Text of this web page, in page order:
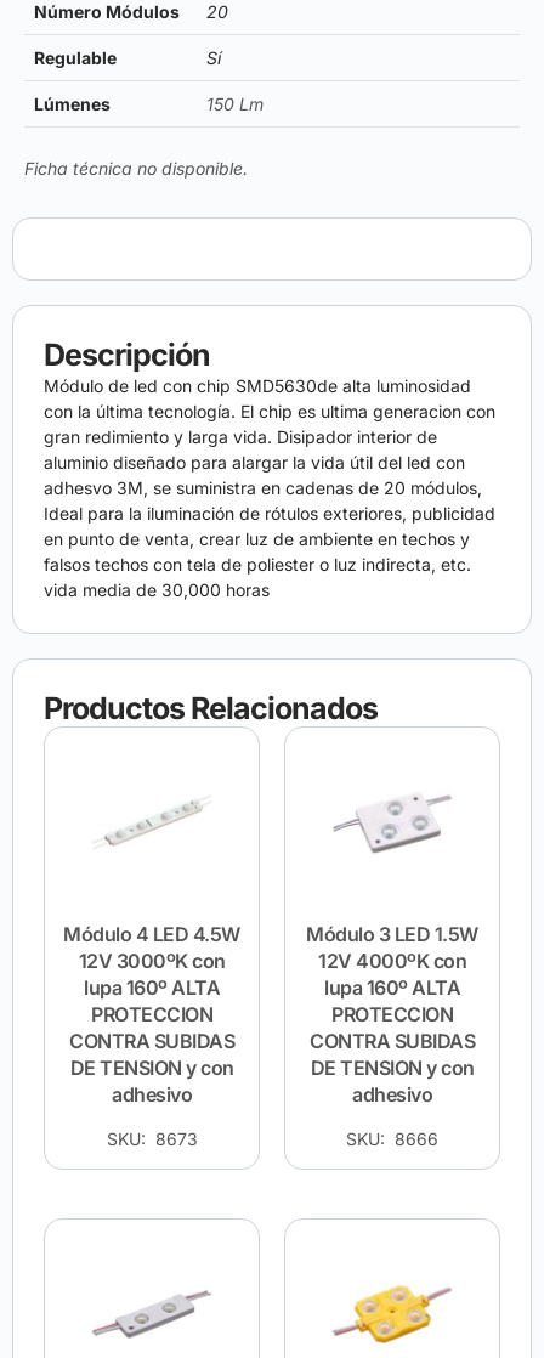
Número Módulos 20
Regulable Sí
Lúmenes 150 Lm
Ficha técnica no disponible.
Descripción
Módulo de led con chip SMD5630de alta luminosidad
con la última tecnología. El chip es ultima generacion con
gran redimiento y larga vida. Disipador interior de
aluminio diseñado para alargar la vida útil del led con
adhesvo 3M, se suministra en cadenas de 20 módulos,
Ideal para la iluminación de rótulos exteriores, publicidad
en punto de venta, crear luz de ambiente en techos y
falsos techos con tela de poliester o luz indirecta, etc.
vida media de 30,000 horas
Productos Relacionados
Módulo 4 LED 4.5W
12V 3000ºK con
lupa 160º ALTA
PROTECCION
CONTRA SUBIDAS
DE TENSION y con
adhesivo
SKU: 8673
Módulo 3 LED 1.5W
12V 4000ºK con
lupa 160º ALTA
PROTECCION
CONTRA SUBIDAS
DE TENSION y con
adhesivo
SKU: 8666